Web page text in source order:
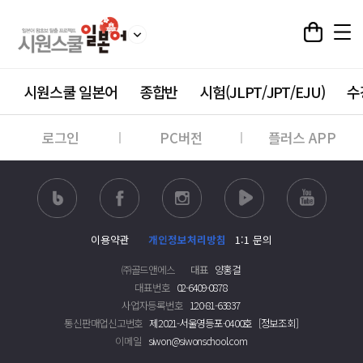
시원스쿨 일본어 종합반 시험(JLPT/JPT/EJU)
로그인 PC버전 플러스 APP
이용약관 개인정보처리방침
1:1 문의
㈜골드앤에스
대표 양홍걸
대표번호 02-6409-0878
사업자등록번호 120-81-63837
통신판매업신고번호 제2021-서울영등포-0400호 [정보조회]
이메일 siwon@siwonschool.com